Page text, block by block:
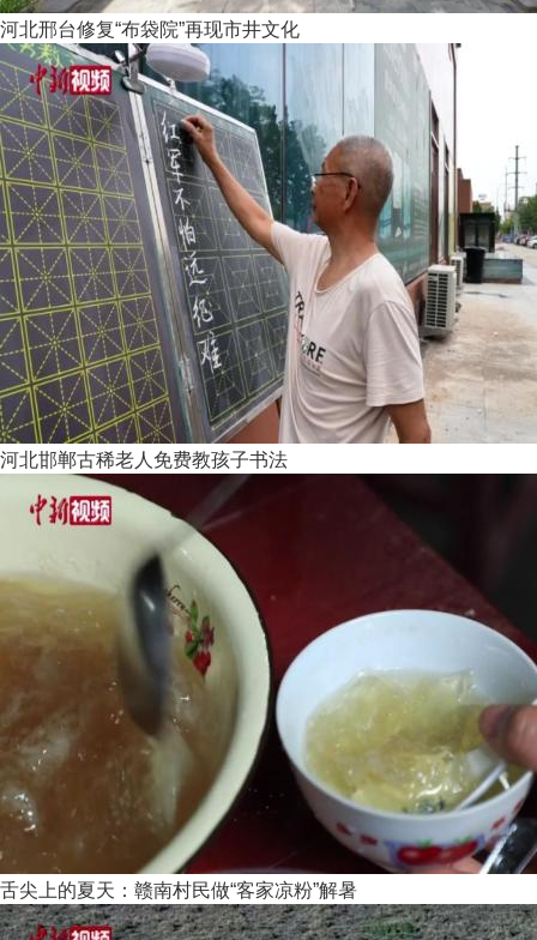
河北邢台修复“布袋院”再现市井文化
河北邯郸古稀老人免费教孩子书法
舌尖上的夏天：赣南村民做“客家凉粉”解暑